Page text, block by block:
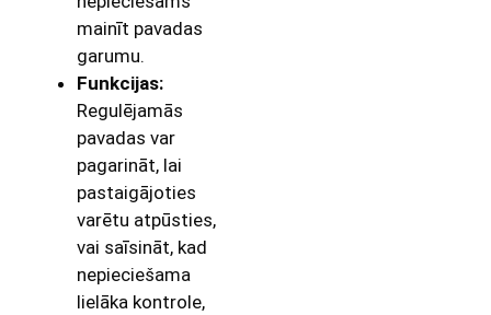
mainīt pavadas
garumu.
Funkcijas:
Regulējamās
pavadas var
pagarināt, lai
pastaigājoties
varētu atpūsties,
vai saīsināt, kad
nepieciešama
lielāka kontrole,